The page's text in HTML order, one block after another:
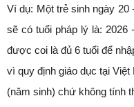
Ví dụ: Một trẻ sinh ngày 20
sẽ có tuổi pháp lý là: 2026
được coi là đủ 6 tuổi để
vì quy định giáo dục tại
(năm sinh) chứ không tính